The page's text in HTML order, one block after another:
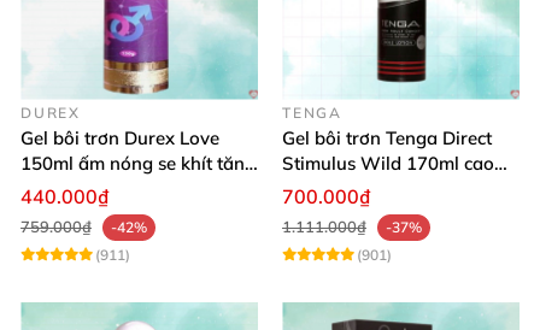
DUREX
Gel bôi trơn Durex Love
150ml ấm nóng se khít tăng
khoái cảm nữ
440.000₫
759.000₫
-42%
(911)
TENGA
Gel bôi trơn Tenga Direct
Stimulus Wild 170ml cao
cấp Nhật dễ dùng
700.000₫
1.111.000₫
-37%
(901)